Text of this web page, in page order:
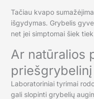
Tačiau kvapo
išgydymas. Grybelis
net jei simptomai šiek
Ar natūralios
Laboratoriniai tyrimai
gali slopinti grybelių